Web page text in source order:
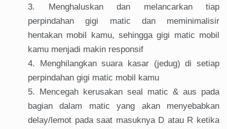
Menghaluskan dan melancarkan tiap
perpindahan gigi matic dan meminimalisir
hentakan mobil kamu, sehingga gigi matic mobil
kamu menjadi makin responsif
Menghilangkan suara kasar (jedug) di setiap
perpindahan gigi matic mobil kamu
Mencegah kerusakan seal matic & aus pada
bagian dalam matic yang akan menyebabkan
delay/lemot pada saat masuknya D atau R ketika